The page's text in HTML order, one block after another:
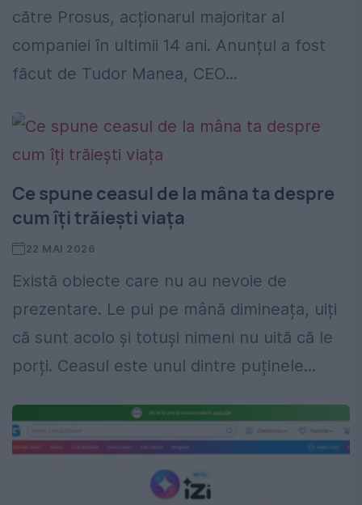
către Prosus, acționarul majoritar al
companiei în ultimii 14 ani. Anunțul a fost
făcut de Tudor Manea, CEO...
Ce spune ceasul de la mâna ta despre
cum îți trăiești viața
22 MAI 2026
Există obiecte care nu au nevoie de
prezentare. Le pui pe mână dimineața, uiți
că sunt acolo și totuși nimeni nu uită că le
porți. Ceasul este unul dintre puținele...